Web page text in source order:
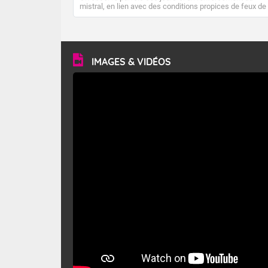
mistral, en lien avec des conditions propices de feux de
forêt. Mais qu'est-ce que le mistral ? Quelles sont ses
vitesse moyenne de 50 km/h et atteindre 80 à 100 km/h
en rafales, parfois davantage. Il parcourt la basse vallée
du Rhône et la Provence et envahit le littoral
méditerranéen à partir de la Camargue.
IMAGES & VIDÉOS